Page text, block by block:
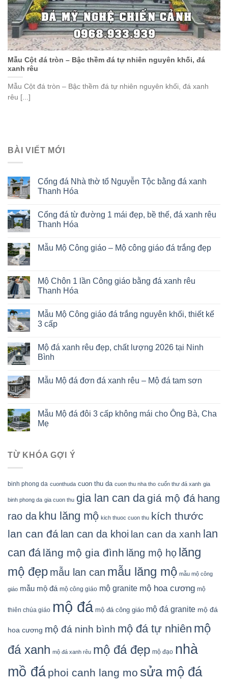
Mẫu Cột đá tròn – Bậc thềm đá tự nhiên nguyên khối, đá
xanh rêu
Mẫu Cột đá tròn – Bậc thềm đá tự nhiên nguyên khối, đá xanh
rêu [...]
BÀI VIẾT MỚI
Cổng đá Nhà thờ tổ Nguyễn Tộc bằng đá xanh
Thanh Hóa
Cổng đá từ đường 1 mái đẹp, bề thế, đá xanh rêu
Thanh Hóa
Mẫu Mộ Công giáo – Mộ công giáo đá trắng đẹp
Mộ Chôn 1 lần Công giáo bằng đá xanh rêu
Thanh Hóa
Mẫu Mộ Công giáo đá trắng nguyên khối, thiết kế
3 cấp
Mộ đá xanh rêu đẹp, chất lượng 2026 tại Ninh
Bình
Mẫu Mộ đá đơn đá xanh rêu – Mộ đá tam sơn
Mẫu Mộ đá đôi 3 cấp không mái cho Ông Bà, Cha
Mẹ
TỪ KHÓA GỢI Ý
binh phong da cuonthuda cuon thu da cuon thu nha tho cuốn thư đá xanh gia
binh phong da gia cuon thu gia lan can dagiá mộ đá hang
rao da khu lăng mộ kich thuoc cuon thu kích thước
lan can đá lan can da khoi lan can da xanh lan
can đá lăng mộ gia đình lăng mộ họ lăng
mộ đẹp mẫu lan can mẫu lăng mộ mẫu mộ công
giáo mẫu mộ đá mộ công giáo mộ granite mộ hoa cương mộ
thiên chúa giáo mộ đá mộ đá công giáo mộ đá granite mộ đá
hoa cương mộ đá ninh bình mộ đá tự nhiên mộ
đá xanh mộ đá xanh rêu mộ đá đẹp mộ đạo nhà
mồ đá phoi canh lang mo sửa mộ đá